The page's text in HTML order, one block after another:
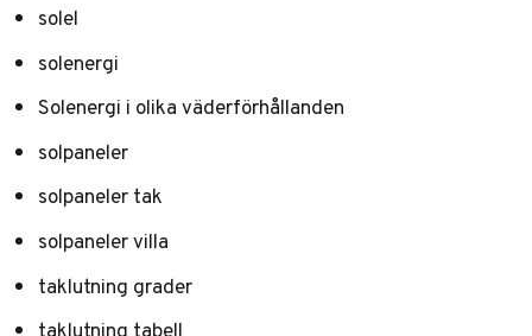
solel
solenergi
Solenergi i olika väderförhållanden
solpaneler
solpaneler tak
solpaneler villa
taklutning grader